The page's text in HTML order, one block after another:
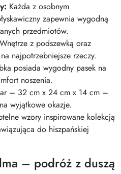
Każda z osobnym
zapewnia wygodną
przedmiotów.
Wnętrze z podszewką oraz
najpotrzebniejsze rzeczy.
posiada wygodny pasek na
noszenia.
– 32 cm x 24 cm x 14 cm –
wyjątkowe okazje.
wzory inspirowane kolekcją
do hiszpańskiej
– podróż z duszą